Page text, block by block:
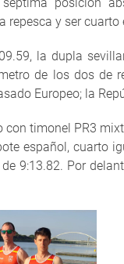
repesca y ser cuarto
la dupla
de los dos de
Europeo; la
con timonel PR3
español, cuarto
9:13.82. Por